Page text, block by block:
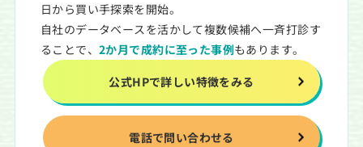
日から買い手探索を開始。
自社のデータベースを活かして複数候補へ一斉打診す
ることで、2か月で成約に至った事例もあります。
公式HPで詳しい特徴をみる
電話で問い合わせる